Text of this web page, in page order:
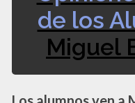
de los
Miguel